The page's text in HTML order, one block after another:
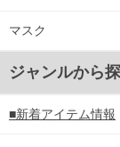
マスク
ジャンルから
■新着アイテム情報